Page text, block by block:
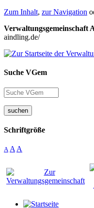
Zum Inhalt, zur Navigation
Verwaltungsgemeinschaft
aindling.de/
Suche VGem
suchen
Schriftgröße
A A A